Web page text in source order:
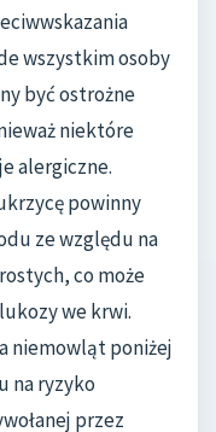
wszystkim osoby
być ostrożne
niektóre
alergiczne.
powinny
ze względu na
co może
we krwi.
niemowląt poniżej
na ryzyko
przez